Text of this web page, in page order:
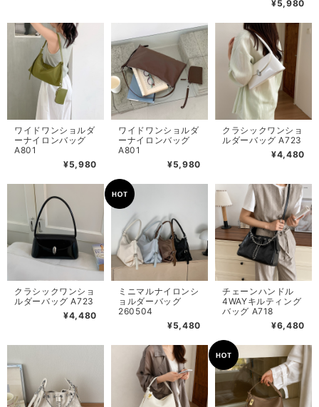
¥5,980
ワイドワンショルダ
ーナイロンバッグ
A801
¥5,980
ワイドワンショルダ
ーナイロンバッグ
A801
¥5,980
クラシックワンショ
ルダーバッグ A723
¥4,480
クラシックワンショ
ルダーバッグ A723
¥4,480
ミニマルナイロンシ
ョルダーバッグ
260504
¥5,480
チェーンハンドル
4WAYキルティング
バッグ A718
¥6,480